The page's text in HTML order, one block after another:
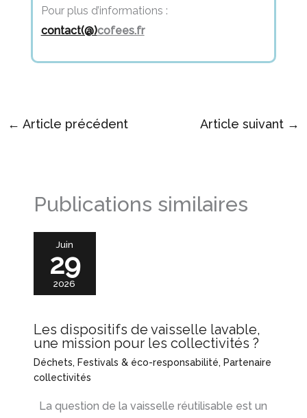
Pour plus d’informations :
contact(@)cofees.fr
← Article précédent Article suivant →
Publications similaires
Juin
29
2026
Les dispositifs de vaisselle lavable,
une mission pour les collectivités ?
Déchets, Festivals & éco-responsabilité, Partenaire
collectivités
La question de la vaisselle réutilisable est un